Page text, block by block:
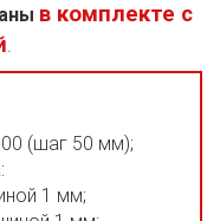
в комплекте с
.
(шаг 50 мм);
:
1 мм;